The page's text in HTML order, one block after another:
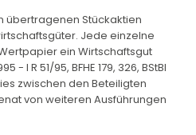
übertragenen Stückaktien
Jede einzelne
ein Wirtschaftsgut
- I R 51/95, BFHE 179, 326, BStBl
zwischen den Beteiligten
von weiteren Ausführungen